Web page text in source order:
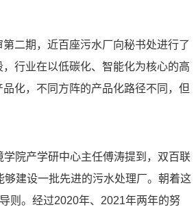
二期，近百座污水厂向秘书处进行了
行业在以低碳化、智能化为核心的高
化，不同方阵的产品化路径不同，但
院产学研中心主任傅涛提到，双百联
建设一批先进的污水处理厂。朝着这
则。经过2020年、2021年两年的努